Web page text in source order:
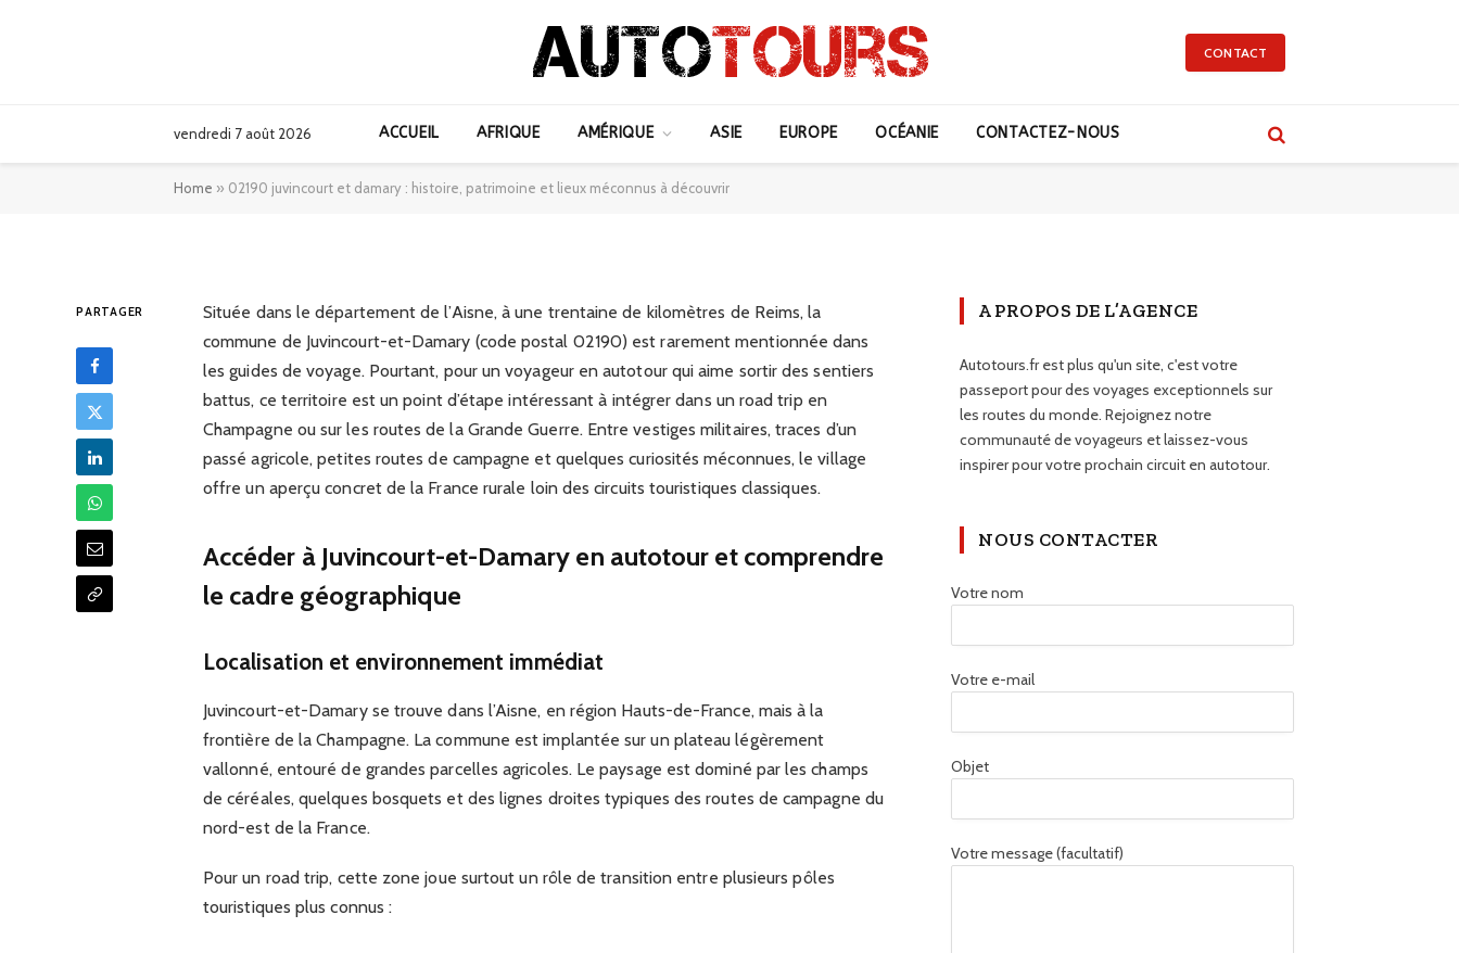
CONTACT
vendredi 7 août 2026 ACCUEIL AFRIQUE AMÉRIQUE ASIE EUROPE OCÉANIE CONTACTEZ-NOUS
Home » 02190 juvincourt et damary : histoire, patrimoine et lieux méconnus à découvrir
PARTAGER
Située dans le département de l’Aisne, à une trentaine de kilomètres de Reims, la
commune de Juvincourt-et-Damary (code postal 02190) est rarement mentionnée dans
les guides de voyage. Pourtant, pour un voyageur en autotour qui aime sortir des sentiers
battus, ce territoire est un point d’étape intéressant à intégrer dans un road trip en
Champagne ou sur les routes de la Grande Guerre. Entre vestiges militaires, traces d’un
passé agricole, petites routes de campagne et quelques curiosités méconnues, le village
offre un aperçu concret de la France rurale loin des circuits touristiques classiques.
Accéder à Juvincourt-et-Damary en autotour et comprendre
le cadre géographique
Localisation et environnement immédiat
Juvincourt-et-Damary se trouve dans l’Aisne, en région Hauts-de-France, mais à la
frontière de la Champagne. La commune est implantée sur un plateau légèrement
vallonné, entouré de grandes parcelles agricoles. Le paysage est dominé par les champs
de céréales, quelques bosquets et des lignes droites typiques des routes de campagne du
nord-est de la France.
Pour un road trip, cette zone joue surtout un rôle de transition entre plusieurs pôles
touristiques plus connus :
A PROPOS DE L’AGENCE
Autotours.fr est plus qu'un site, c'est votre
passeport pour des voyages exceptionnels sur
les routes du monde. Rejoignez notre
communauté de voyageurs et laissez-vous
inspirer pour votre prochain circuit en autotour.
NOUS CONTACTER
Votre nom
Votre e-mail
Objet
Votre message (facultatif)